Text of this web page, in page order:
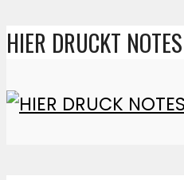
HIER DRUCKT